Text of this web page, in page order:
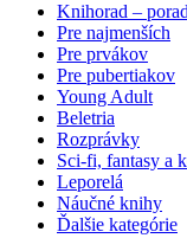
Knihorad –
Pre najmenších
Pre prvákov
Pre pubertiakov
Young Adult
Beletria
Rozprávky
Sci-fi, fantasy a
Leporelá
Náučné knihy
Ďalšie kategórie